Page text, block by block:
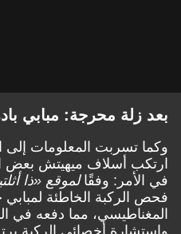
بعد زلة محرجة: مبابي
وكما تسربت المعلومات إلى
ارتكب أسلاف ميهيتش بعض
في الأمر: وفقًالموقع «ذا
فحص الركبة الخاطئة
المغناطيسي، مما دفعه في